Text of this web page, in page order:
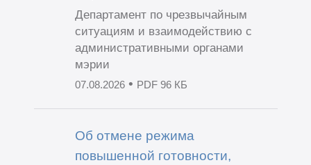
Департамент по чрезвычайным
ситуациям и взаимодействию с
административными органами
мэрии
07.08.2026• PDF 96 КБ
Об отмене режима
повышенной готовности,